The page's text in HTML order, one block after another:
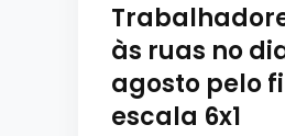
às ruas no
agosto pelo
escala 6x1